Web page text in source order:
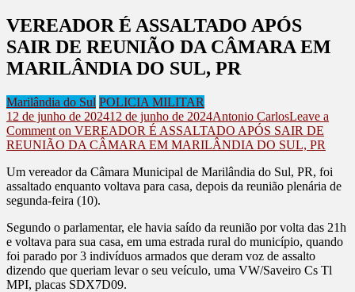
VEREADOR É ASSALTADO APÓS
SAIR DE REUNIÃO DA CÂMARA EM
MARILÂNDIA DO SUL, PR
Marilândia do Sul POLICIA MILITAR
12 de junho de 202412 de junho de 2024Antonio CarlosLeave a
Comment on VEREADOR É ASSALTADO APÓS SAIR DE
REUNIÃO DA CÂMARA EM MARILÂNDIA DO SUL, PR
Um vereador da Câmara Municipal de Marilândia do Sul, PR, foi
assaltado enquanto voltava para casa, depois da reunião plenária de
segunda-feira (10).
Segundo o parlamentar, ele havia saído da reunião por volta das 21h
e voltava para sua casa, em uma estrada rural do município, quando
foi parado por 3 indivíduos armados que deram voz de assalto
dizendo que queriam levar o seu veículo, uma VW/Saveiro Cs Tl
MPI, placas SDX7D09.